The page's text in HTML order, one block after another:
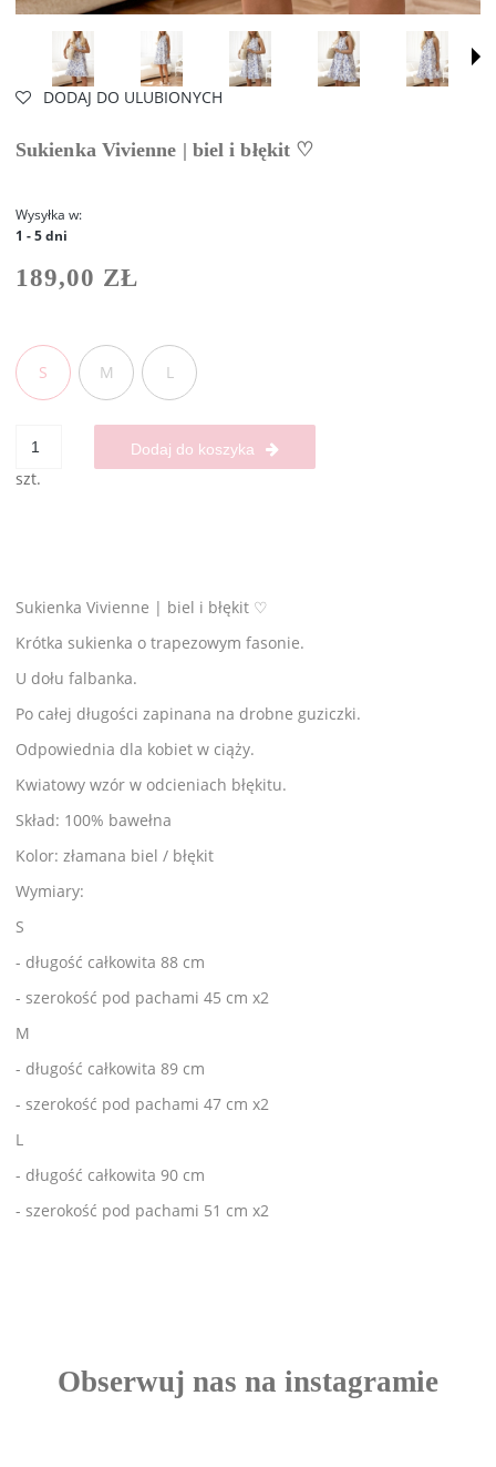
DODAJ DO ULUBIONYCH
Sukienka Vivienne | biel i błękit ♡
Wysyłka w:
1 - 5 dni
189,00 ZŁ
S M L
szt.
Dodaj do koszyka
Sukienka Vivienne | biel i błękit ♡
Krótka sukienka o trapezowym fasonie.
U dołu falbanka.
Po całej długości zapinana na drobne guziczki.
Odpowiednia dla kobiet w ciąży.
Kwiatowy wzór w odcieniach błękitu.
Skład: 100% bawełna
Kolor: złamana biel / błękit
Wymiary:
S
- długość całkowita 88 cm
- szerokość pod pachami 45 cm x2
M
- długość całkowita 89 cm
- szerokość pod pachami 47 cm x2
L
- długość całkowita 90 cm
- szerokość pod pachami 51 cm x2